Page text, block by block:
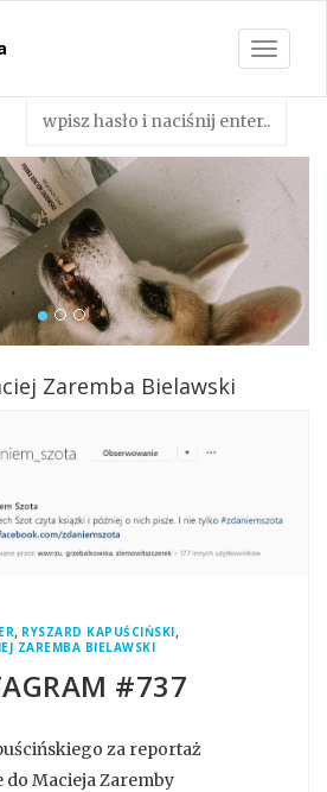
Toggle
Zaremba Bielawski
, RYSZARD KAPUŚCIŃSKI,
ZAREMBA BIELAWSKI
#737
za reportaż
Macieja Zaremby